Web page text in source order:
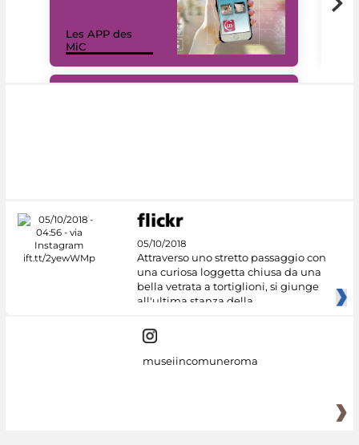
Les APP des
MiC
05/10/2018
Attraverso uno stretto passaggio con
una curiosa loggetta chiusa da una
bella vetrata a tortiglioni, si giunge
all'ultima stanza della
museiincomuneroma